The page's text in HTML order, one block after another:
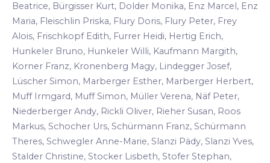
Beatrice, Bürgisser Kurt, Dolder Monika, Enz Marcel, Enz
Maria, Fleischlin Priska, Flury Doris, Flury Peter, Frey
Alois, Frischkopf Edith, Furrer Heidi, Hertig Erich,
Hunkeler Bruno, Hunkeler Willi, Kaufmann Margith,
Korner Franz, Kronenberg Magy, Lindegger Josef,
Lüscher Simon, Marberger Esther, Marberger Herbert,
Muff Irmgard, Muff Simon, Müller Verena, Näf Peter,
Niederberger Andy, Rickli Oliver, Rieher Susan, Roos
Markus, Schocher Urs, Schürmann Franz, Schürmann
Theres, Schwegler Anne-Marie, Slanzi Pädy, Slanzi Yves,
Stalder Christine, Stocker Lisbeth, Stofer Stephan,